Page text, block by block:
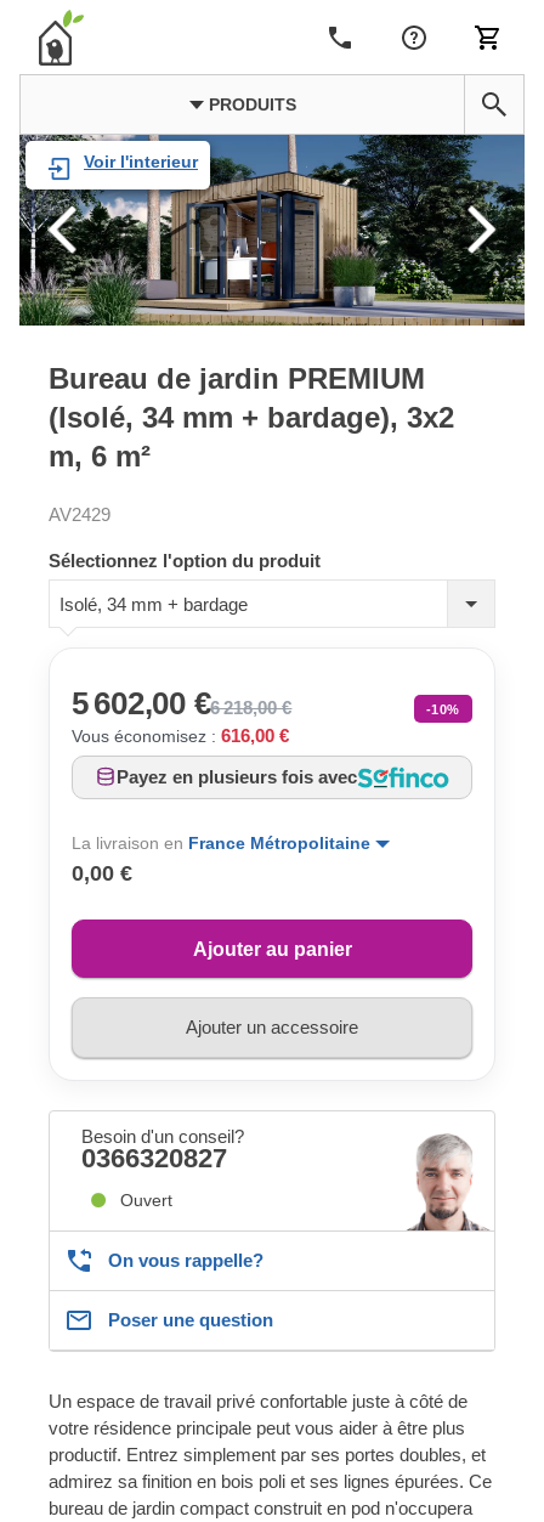
PRODUITS
Voir l'interieur
Bureau de jardin PREMIUM
(Isolé, 34 mm + bardage), 3x2
m, 6 m²
AV2429
Sélectionnez l'option du produit
Isolé, 34 mm + bardage
5 602,00 €6 218,00 € -10%
Vous économisez : 616,00 €
Payez en plusieurs fois avec
La livraison en France Métropolitaine
0,00 €
Ajouter au panier
Ajouter un accessoire
Besoin d'un conseil?
0366320827
Ouvert
On vous rappelle?
Poser une question
Un espace de travail privé confortable juste à côté de
votre résidence principale peut vous aider à être plus
productif. Entrez simplement par ses portes doubles, et
admirez sa finition en bois poli et ses lignes épurées. Ce
bureau de jardin compact construit en pod n'occupera